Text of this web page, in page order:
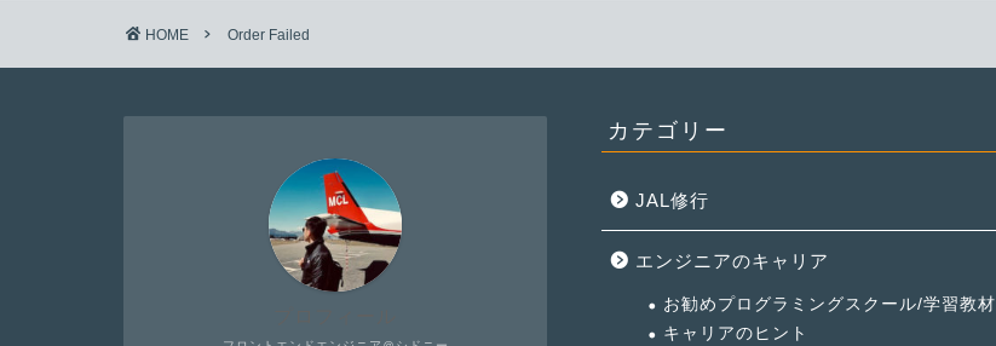
HOME Order Failed
カテゴリー
JAL修行
エンジニアのキャリア
お勧めプログラミングスクール/学習教材
キャリアのヒント